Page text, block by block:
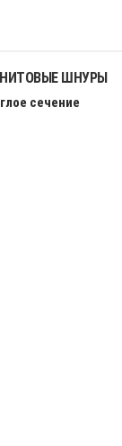
ШНУРЫ
сечение